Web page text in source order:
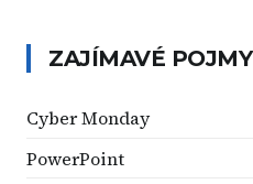
ZAJÍMAVÉ POJMY
Cyber Monday
PowerPoint